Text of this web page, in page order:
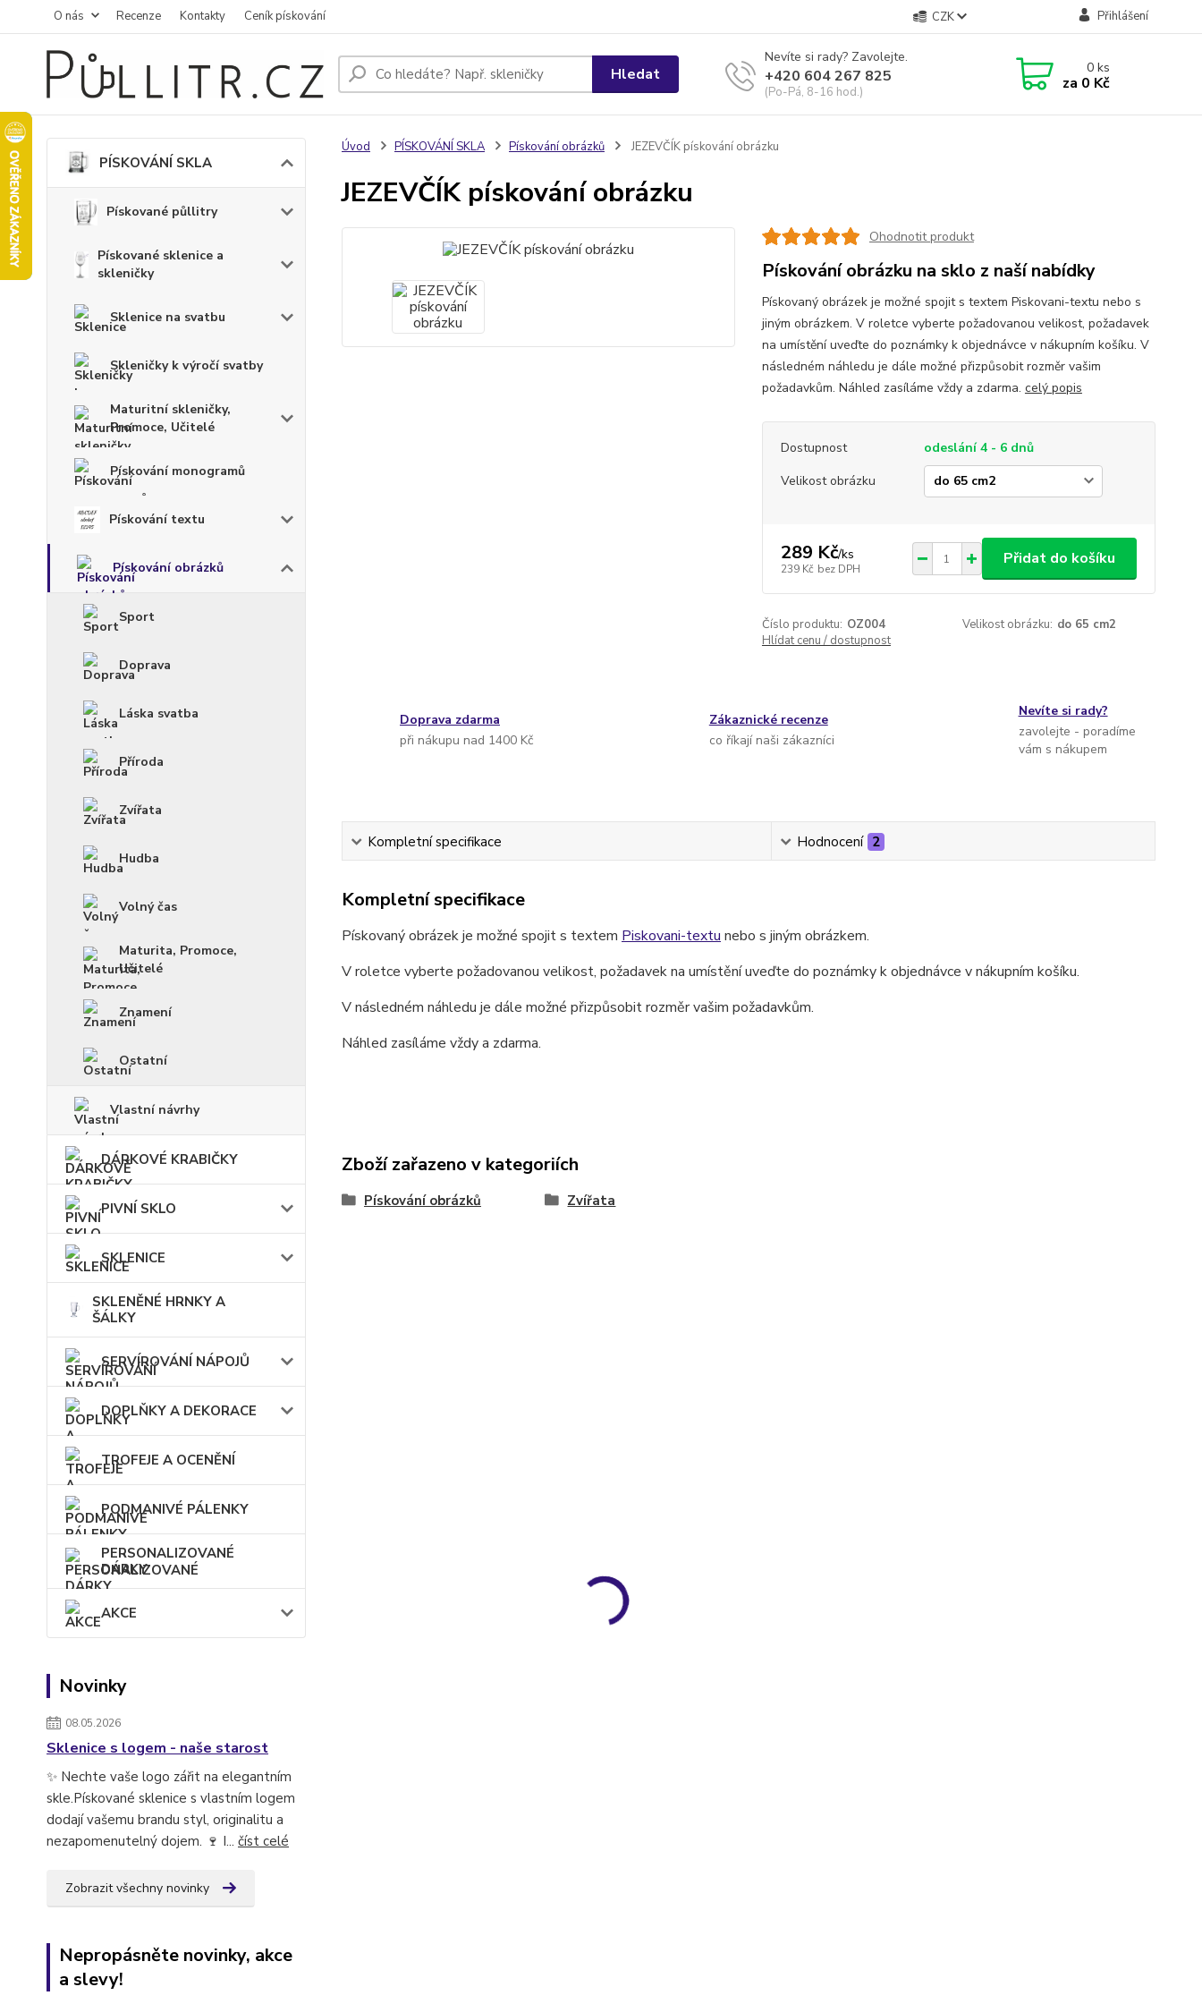
O nás Recenze Kontakty Ceník pískování CZK Přihlášení
Hledat
Nevíte si rady? Zavolejte.
+420 604 267 825
(Po-Pá, 8-16 hod.)
0ks
za 0 Kč
PÍSKOVÁNÍ SKLA
Pískované půllitry
Pískované sklenice a
skleničky
Sklenice na svatbu
Skleničky k výročí svatby
Maturitní skleničky,
Promoce, Učitelé
Pískování monogramů
Pískování textu
Pískování obrázků
Sport
Doprava
Láska svatba
Příroda
Zvířata
Hudba
Volný čas
Maturita, Promoce,
Učitelé
Znamení
Ostatní
Vlastní návrhy
DÁRKOVÉ KRABIČKY
PIVNÍ SKLO
SKLENICE
SKLENĚNÉ HRNKY A
ŠÁLKY
SERVÍROVÁNÍ NÁPOJŮ
DOPLŇKY A DEKORACE
TROFEJE A OCENĚNÍ
PODMANIVÉ PÁLENKY
PERSONALIZOVANÉ
DÁRKY
AKCE
Novinky
08.05.2026
Sklenice s logem - naše starost
✨ Nechte vaše logo zářit na elegantním
skle.Pískované sklenice s vlastním logem
dodají vašemu brandu styl, originalitu a
nezapomenutelný dojem. 🍷 I... číst celé
Zobrazit všechny novinky
Nepropásněte novinky, akce
a slevy!
Úvod PÍSKOVÁNÍ SKLA Pískování obrázků JEZEVČÍK pískování obrázku
JEZEVČÍK pískování obrázku
Ohodnotit produkt
Pískování obrázku na sklo z naší nabídky
Pískovaný obrázek je možné spojit s textem Piskovani-textu nebo s
jiným obrázkem. V roletce vyberte požadovanou velikost, požadavek
na umístění uveďte do poznámky k objednávce v nákupním košíku. V
následném náhledu je dále možné přizpůsobit rozměr vašim
požadavkům. Náhled zasíláme vždy a zdarma. celý popis
Dostupnost
odeslání 4 - 6 dnů
Velikost obrázku
289 Kč/ks
239 Kč bez DPH
Přidat do košíku
Číslo produktu: OZ004 Velikost obrázku: do 65 cm2
Hlídat cenu / dostupnost
Doprava zdarma
při nákupu nad 1400 Kč
Zákaznické recenze
co říkají naši zákazníci
Nevíte si rady?
zavolejte - poradíme
vám s nákupem
Kompletní specifikace Hodnocení 2
Kompletní specifikace
Pískovaný obrázek je možné spojit s textem Piskovani-textu nebo s jiným obrázkem.
V roletce vyberte požadovanou velikost, požadavek na umístění uveďte do poznámky k objednávce v nákupním košíku.
V následném náhledu je dále možné přizpůsobit rozměr vašim požadavkům.
Náhled zasíláme vždy a zdarma.
Zboží zařazeno v kategoriích
Pískování obrázků Zvířata